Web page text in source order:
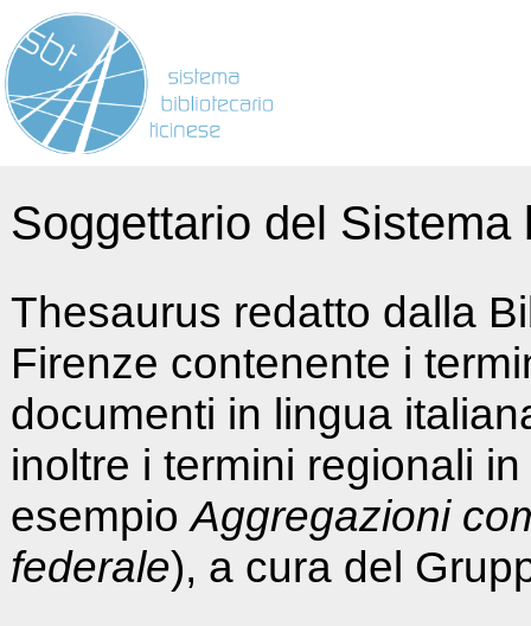
Soggettario del
Thesaurus redatto dalla
Firenze contenente i
documenti in lingua
inoltre i termini regionali
esempioAggregazioni
federale), a cura del